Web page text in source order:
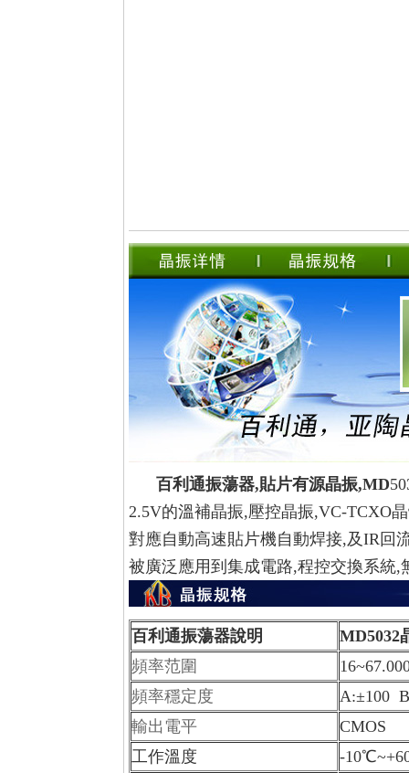
百利通振蕩器,貼片有源晶振,MD
2.5V的溫補晶振,壓控晶振,VC-TCXO
對應自動高速貼片機自動焊接,及IR回
被廣泛應用到集成電路,程控交換系統,
百利通振蕩器說明
MD5032
頻率范圍
頻率穩定度
A:±100
輸出電平
CMOS
工作溫度
-